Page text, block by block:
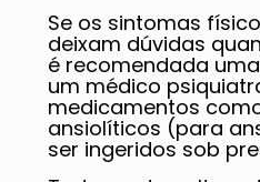
Se os sintomas
deixam dúvidas
é recomendada
um médico
medicamentos
ansiolíticos (para
ser ingeridos sob